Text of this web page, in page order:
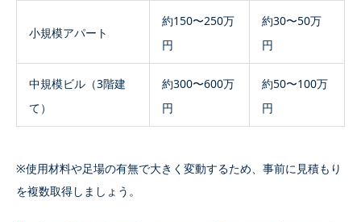
小規模アパート
約150〜250万
円
約30〜50万
円
中規模ビル（3階建
て）
約300〜600万
円
約50〜100万
円
※使用材料や足場の有無で大きく変動するため、事前に見積もり
を複数取得しましょう。